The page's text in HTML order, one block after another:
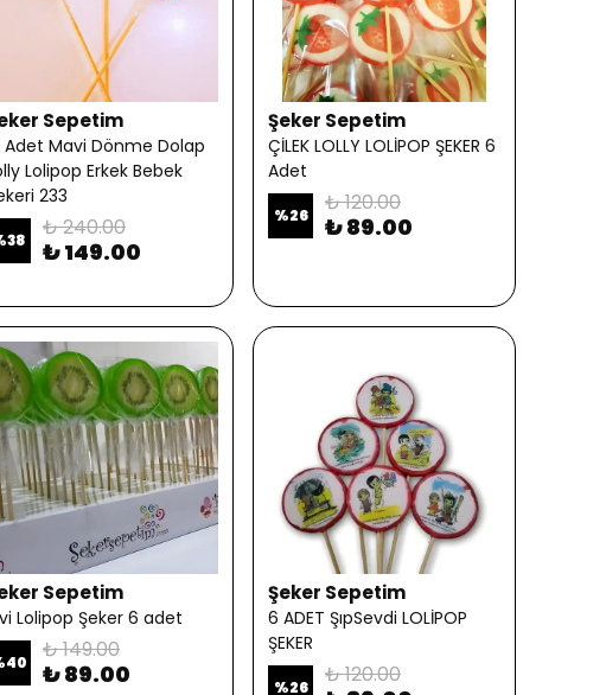
Sepetim
Adet Mavi Dönme Dolap
Lolipop Erkek Bebek
233
38 ₺ 240.00
₺ 149.00
Şeker Sepetim
ÇİLEK LOLLY LOLİPOP ŞEKER 6
Adet
%26 ₺ 120.00
₺ 89.00
Sepetim
Lolipop Şeker 6 adet
40 ₺ 149.00
₺ 89.00
Şeker Sepetim
6 ADET ŞıpSevdi LOLİPOP
ŞEKER
%26 ₺ 120.00